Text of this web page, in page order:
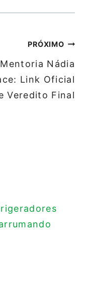
PRÓXIMO
Mentoria Nádia
Link Oficial
Veredito Final